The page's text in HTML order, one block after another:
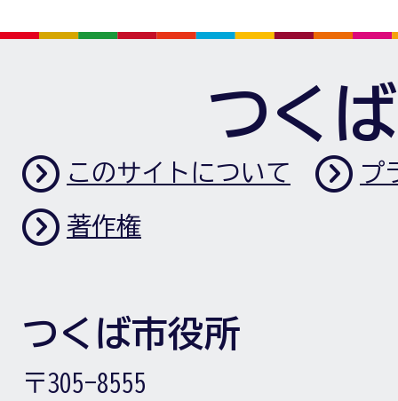
つく
このサイトについて プ
著作権
つくば市役所
〒305-8555